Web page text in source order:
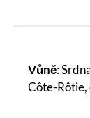
Vůně:
Côte-Rôtie,